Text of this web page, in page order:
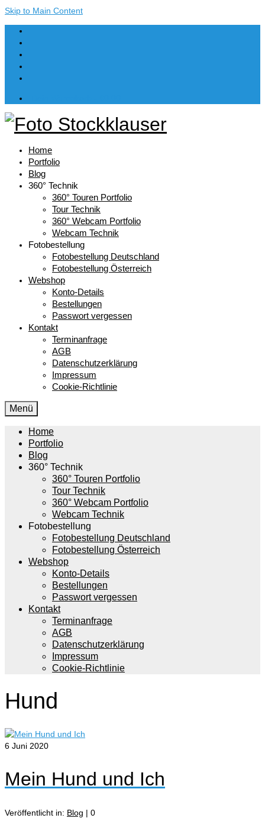
Skip to Main Content
Home
Portfolio
Blog
360° Technik
360° Touren Portfolio
Tour Technik
360° Webcam Portfolio
Webcam Technik
Fotobestellung
Fotobestellung Deutschland
Fotobestellung Österreich
Webshop
Konto-Details
Bestellungen
Passwort vergessen
Kontakt
Terminanfrage
AGB
Datenschutzerklärung
Impressum
Cookie-Richtlinie
Menü
Home
Portfolio
Blog
360° Technik
360° Touren Portfolio
Tour Technik
360° Webcam Portfolio
Webcam Technik
Fotobestellung
Fotobestellung Deutschland
Fotobestellung Österreich
Webshop
Konto-Details
Bestellungen
Passwort vergessen
Kontakt
Terminanfrage
AGB
Datenschutzerklärung
Impressum
Cookie-Richtlinie
Hund
6 Juni 2020
Mein Hund und Ich
Veröffentlicht in: Blog | 0